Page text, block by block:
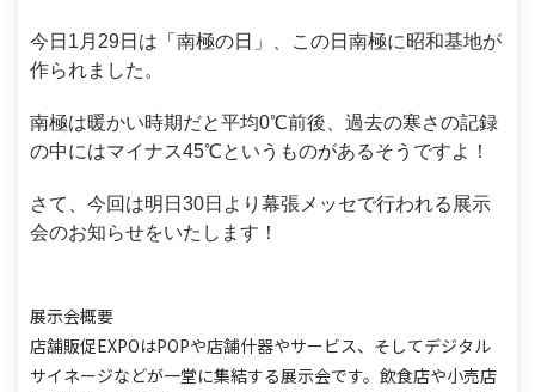
今日1月29日は「南極の日」、この日南極に昭和基地が
作られました。
南極は暖かい時期だと平均0℃前後、過去の寒さの記録
の中にはマイナス45℃というものがあるそうですよ！
さて、今回は明日30日より幕張メッセで行われる展示
会のお知らせをいたします！
展示会概要
店舗販促EXPOはPOPや店舗什器やサービス、そしてデジタル
サイネージなどが一堂に集結する展示会です。 飲食店や小売店